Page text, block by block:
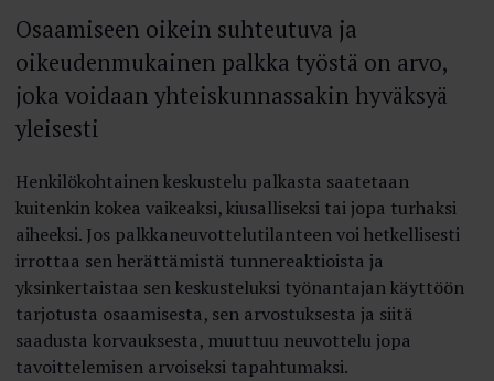
Osaamiseen oikein suhteutuva ja
oikeudenmukainen palkka työstä on arvo,
joka voidaan yhteiskunnassakin hyväksyä
yleisesti
Henkilökohtainen keskustelu palkasta saatetaan
kuitenkin kokea vaikeaksi, kiusalliseksi tai jopa turhaksi
aiheeksi. Jos palkkaneuvottelutilanteen voi hetkellisesti
irrottaa sen herättämistä tunnereaktioista ja
yksinkertaistaa sen keskusteluksi työnantajan käyttöön
tarjotusta osaamisesta, sen arvostuksesta ja siitä
saadusta korvauksesta, muuttuu neuvottelu jopa
tavoittelemisen arvoiseksi tapahtumaksi.